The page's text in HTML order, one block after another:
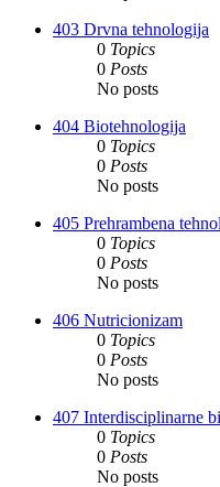
403 Drvna tehnologija
0 Topics
0 Posts
No posts
404 Biotehnologija
0 Topics
0 Posts
No posts
405 Prehrambena
0 Topics
0 Posts
No posts
406 Nutricionizam
0 Topics
0 Posts
No posts
407 Interdisciplinarne
0 Topics
0 Posts
No posts